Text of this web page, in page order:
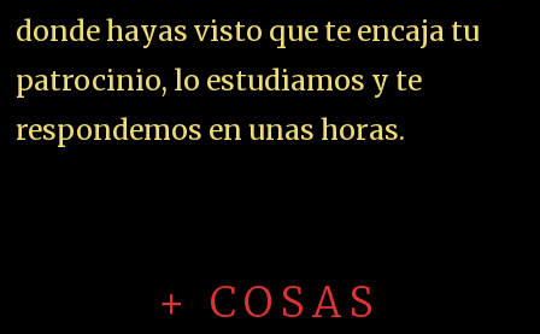
donde hayas visto que te encaja tu
patrocinio, lo estudiamos y te
respondemos en unas horas.
+ COSAS